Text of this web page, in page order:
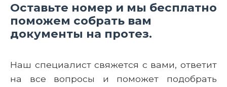
Оставьте номер и мы бесплатно
поможем собрать вам
документы на протез.
Наш специалист свяжется с вами, ответит
на все вопросы и поможет подобрать